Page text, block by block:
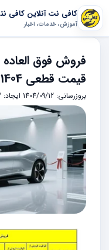
کافی نت آنلاین کافی
آموزش، خدمات، اخبار
قیمت قطعی 1404
بروزرسانی: 1404/09/12 ایجاد: 1404/09/12